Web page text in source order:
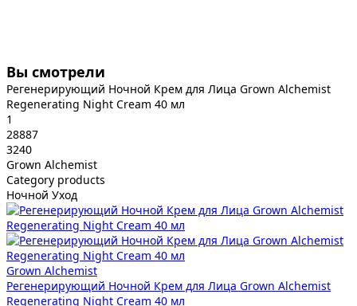
Вы смотрели
Регенерирующий Ночной Крем для Лица Grown Alchemist
Regenerating Night Cream 40 мл
1
28887
3240
Grown Alchemist
Category products
Ночной Уход
Grown Alchemist
Регенерирующий Ночной Крем для Лица Grown Alchemist
Regenerating Night Cream 40 мл